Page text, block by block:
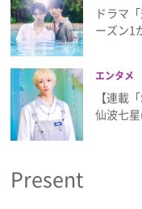
ドラマ
ーズン1
エンタメ
【連載
仙波七
Present